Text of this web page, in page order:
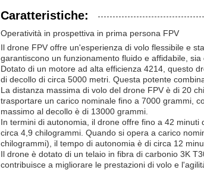
Caratteristiche:
Operatività in prospettiva in prima persona FPV
Il drone FPV offre un'esperienza di volo flessibile e
garantiscono un funzionamento fluido e affidabile,
Dotato di un motore ad alta efficienza 4214, questo
di decollo di circa 5000 metri. Questa potente
La distanza massima di volo del drone FPV è di 20
trasportare un carico nominale fino a 7000 grammi,
massimo al decollo è di 13000 grammi.
In termini di autonomia, il drone offre fino a 42
circa 4,9 chilogrammi. Quando si opera a carico
chilogrammi), il tempo di autonomia è di circa 12
Il drone è dotato di un telaio in fibra di carbonio 3K
contribuisce a migliorare le prestazioni di volo e